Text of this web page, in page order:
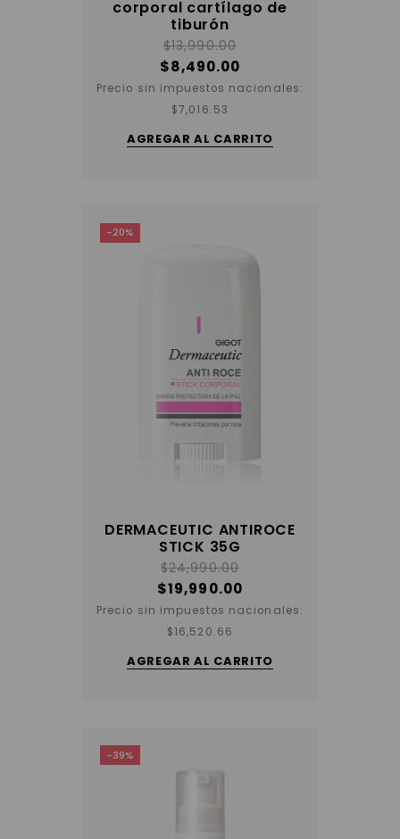
corporal cartílago de
tiburón
$13,990.00
$8,490.00
Precio sin impuestos nacionales:
$7,016.53
AGREGAR AL CARRITO
-20%
DERMACEUTIC ANTIROCE
STICK 35G
$24,990.00
$19,990.00
Precio sin impuestos nacionales:
$16,520.66
AGREGAR AL CARRITO
-39%